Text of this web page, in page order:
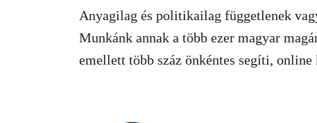
Anyagilag és politikailag függetlenek
Munkánk annak a több ezer magyar
emellett több száz önkéntes segíti,